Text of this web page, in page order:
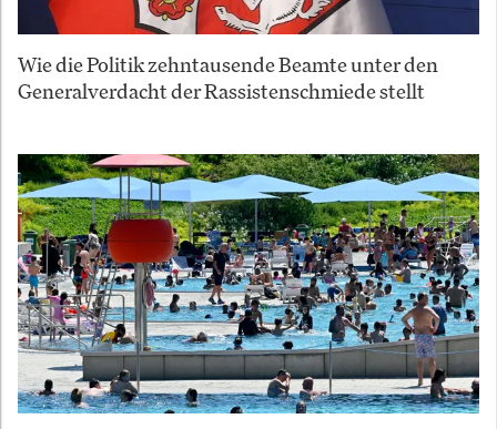
Wie die Politik zehntausende Beamte unter den
Generalverdacht der Rassistenschmiede stellt